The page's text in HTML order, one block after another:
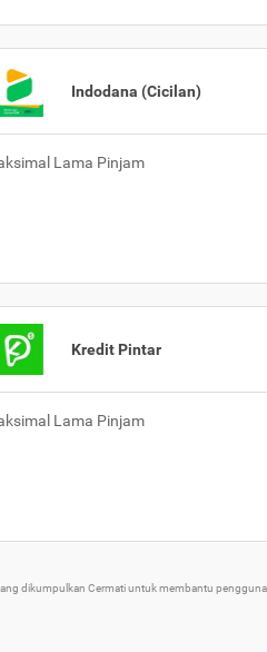
Indodana (Cicilan)
Lama Pinjam
Kredit Pintar
Lama Pinjam
dikumpulkan Cermati untuk membantu